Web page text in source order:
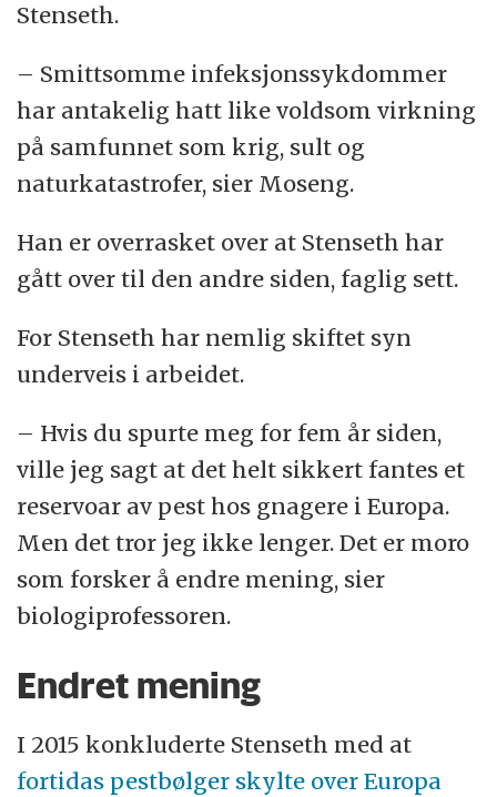
Stenseth.
– Smittsomme infeksjonssykdommer
har antakelig hatt like voldsom virkning
på samfunnet som krig, sult og
naturkatastrofer, sier Moseng.
Han er overrasket over at Stenseth har
gått over til den andre siden, faglig sett.
For Stenseth har nemlig skiftet syn
underveis i arbeidet.
– Hvis du spurte meg for fem år siden,
ville jeg sagt at det helt sikkert fantes et
reservoar av pest hos gnagere i Europa.
Men det tror jeg ikke lenger. Det er moro
som forsker å endre mening, sier
biologiprofessoren.
Endret mening
I 2015 konkluderte Stenseth med at
fortidas pestbølger skylte over Europa